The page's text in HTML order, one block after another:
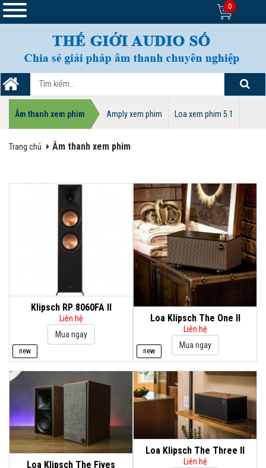
0
Âm thanh xem phim Amply xem phim Loa xem phim 5.1
Trang chủ Âm thanh xem phim
new
Klipsch RP 8060FA II
Liên hệ
new
Loa Klipsch The One II
Liên hệ
Loa Klipsch The Fives
Loa Klipsch The Three II
Liên hệ